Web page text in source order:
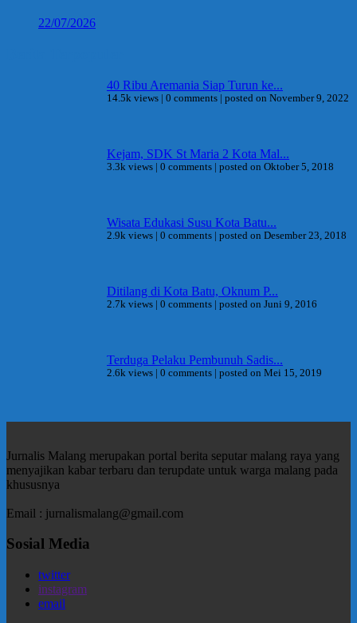
22/07/2026
40 Ribu Aremania Siap Turun ke...
14.5k views | 0 comments | posted on November 9, 2022
Kejam, SDK St Maria 2 Kota Mal...
3.3k views | 0 comments | posted on Oktober 5, 2018
Wisata Edukasi Susu Kota Batu...
2.9k views | 0 comments | posted on Desember 23, 2018
Ditilang di Kota Batu, Oknum P...
2.7k views | 0 comments | posted on Juni 9, 2016
Terduga Pelaku Pembunuh Sadis...
2.6k views | 0 comments | posted on Mei 15, 2019
Jurnalis Malang merupakan portal berita seputar malang raya yang
menyajikan kabar terbaru dan terupdate untuk warga malang pada
khususnya
Email : jurnalismalang@gmail.com
Sosial Media
twitter
instagram
email